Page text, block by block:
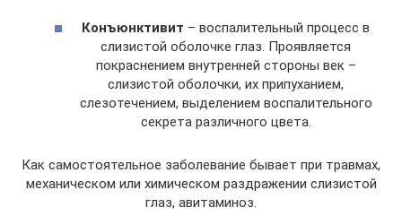
Конъюнктивит – воспалительный процесс в
слизистой оболочке глаз. Проявляется
покраснением внутренней стороны век –
слизистой оболочки, их припуханием,
слезотечением, выделением воспалительного
секрета различного цвета.
Как самостоятельное заболевание бывает при травмах,
механическом или химическом раздражении слизистой
глаз, авитаминоз.